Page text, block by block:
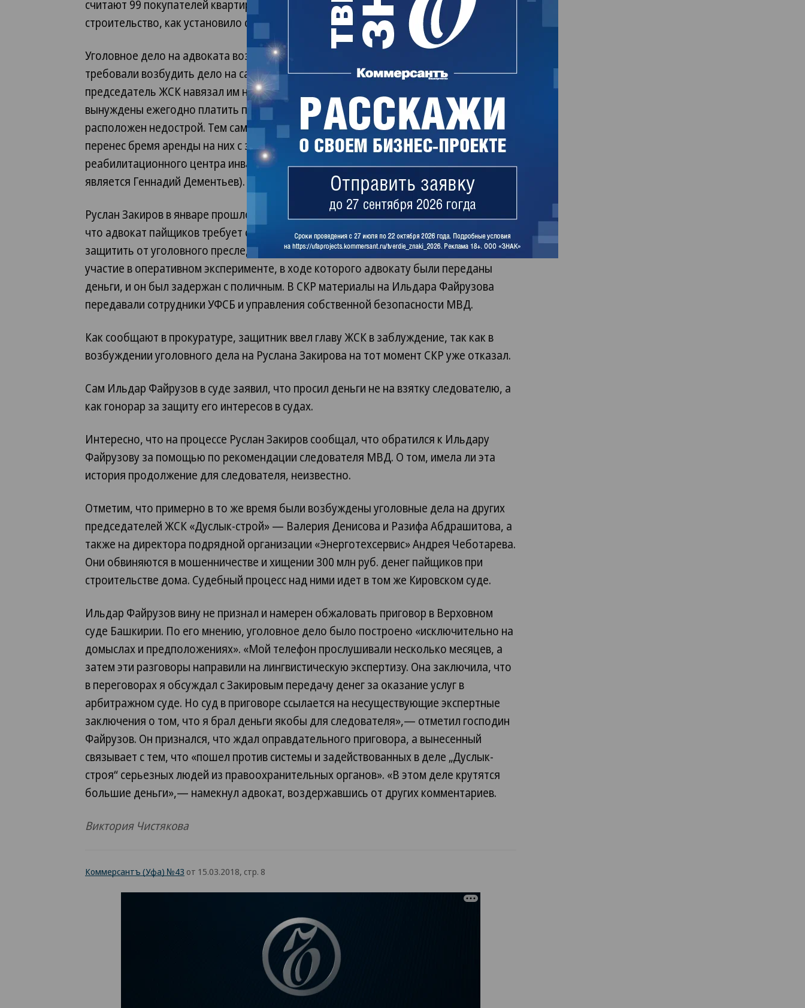
считают 99 покупателей квартир, внесших в кассу кооператива более 300 млн руб. В
строительство, как установило следствие, была вложена только треть.
Уголовное дело на адвоката возбудили тогда, когда пайщики кооператива
требовали возбудить дело на самого Руслана Закирова. По их мнению,
председатель ЖСК навязал им невыгодную сделку, в результате которой они
вынуждены ежегодно платить по 2 млн руб. арендной платы за землю, на которой
расположен недострой. Тем самым глава кооператива, по мнению пайщиков,
перенес бремя аренды на них с заказчика строительства — Спортивно-
реабилитационного центра инвалидов по зрению «Луч» (руководителем фонда
является Геннадий Дементьев).
Руслан Закиров в январе прошлого года обратился в полицию с заявлением о том,
что адвокат пайщиков требует с него 200 тыс. руб. для следователя, обещая
защитить от уголовного преследования. Силовики убедили главу ЖСК принять
участие в оперативном эксперименте, в ходе которого адвокату были переданы
деньги, и он был задержан с поличным. В СКР материалы на Ильдара Файрузова
передавали сотрудники УФСБ и управления собственной безопасности МВД.
Как сообщают в прокуратуре, защитник ввел главу ЖСК в заблуждение, так как в
возбуждении уголовного дела на Руслана Закирова на тот момент СКР уже отказал.
Сам Ильдар Файрузов в суде заявил, что просил деньги не на взятку следователю, а
как гонорар за защиту его интересов в судах.
Интересно, что на процессе Руслан Закиров сообщал, что обратился к Ильдару
Файрузову за помощью по рекомендации следователя МВД. О том, имела ли эта
история продолжение для следователя, неизвестно.
Отметим, что примерно в то же время были возбуждены уголовные дела на других
председателей ЖСК «Дуслык-строй» — Валерия Денисова и Разифа Абдрашитова, а
также на директора подрядной организации «Энерготехсервис» Андрея Чеботарева.
Они обвиняются в мошенничестве и хищении 300 млн руб. денег пайщиков при
строительстве дома. Судебный процесс над ними идет в том же Кировском суде.
Ильдар Файрузов вину не признал и намерен обжаловать приговор в Верховном
суде Башкирии. По его мнению, уголовное дело было построено «исключительно на
домыслах и предположениях». «Мой телефон прослушивали несколько месяцев, а
затем эти разговоры направили на лингвистическую экспертизу. Она заключила, что
в переговорах я обсуждал с Закировым передачу денег за оказание услуг в
арбитражном суде. Но суд в приговоре ссылается на несуществующие экспертные
заключения о том, что я брал деньги якобы для следователя»,— отметил господин
Файрузов. Он признался, что ждал оправдательного приговора, а вынесенный
связывает с тем, что «пошел против системы и задействованных в деле „Дуслык-
строя“ серьезных людей из правоохранительных органов». «В этом деле крутятся
большие деньги»,— намекнул адвокат, воздержавшись от других комментариев.
Виктория Чистякова
Коммерсантъ (Уфа) №43 от 15.03.2018, стр. 8